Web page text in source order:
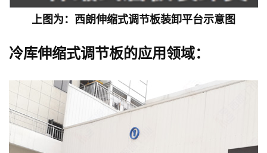
上图为：西朗伸缩式调节板装卸平台示意图
冷库伸缩式调节板的应用领域：